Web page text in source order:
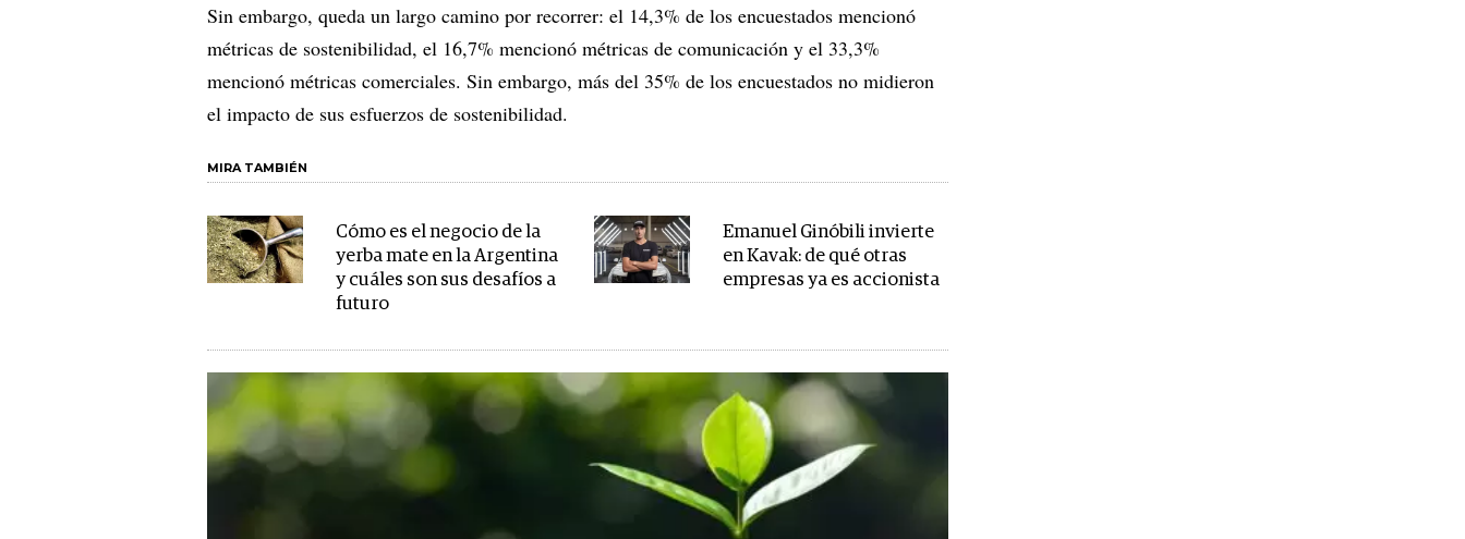
Sin embargo, queda un largo camino por recorrer: el 14,3% de los encuestados mencionó
métricas de sostenibilidad, el 16,7% mencionó métricas de comunicación y el 33,3%
mencionó métricas comerciales. Sin embargo, más del 35% de los encuestados no midieron
el impacto de sus esfuerzos de sostenibilidad.
MIRA TAMBIÉN
Cómo es el negocio de la
yerba mate en la Argentina
y cuáles son sus desafíos a
futuro
Emanuel Ginóbili invierte
en Kavak: de qué otras
empresas ya es accionista